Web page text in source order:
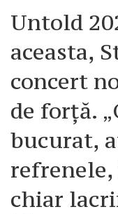
Untold
aceasta,
concert
de forță.
bucurat,
chiar